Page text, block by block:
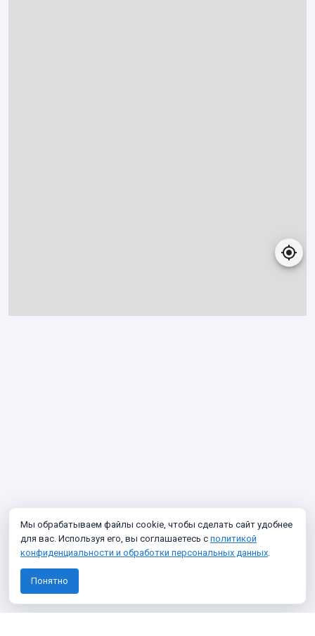
Мы обрабатываем файлы cookie, чтобы сделать сайт удобнее
для вас. Используя его, вы соглашаетесь с политикой
конфиденциальности и обработки персональных данных.
Понятно